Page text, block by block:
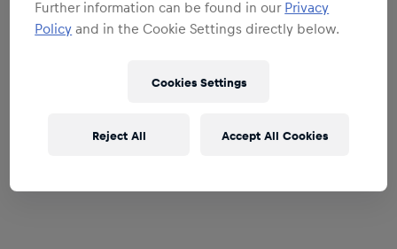
Further information can be found in our Privacy
Policy and in the Cookie Settings directly below.
Cookies Settings
Reject All Accept All Cookies